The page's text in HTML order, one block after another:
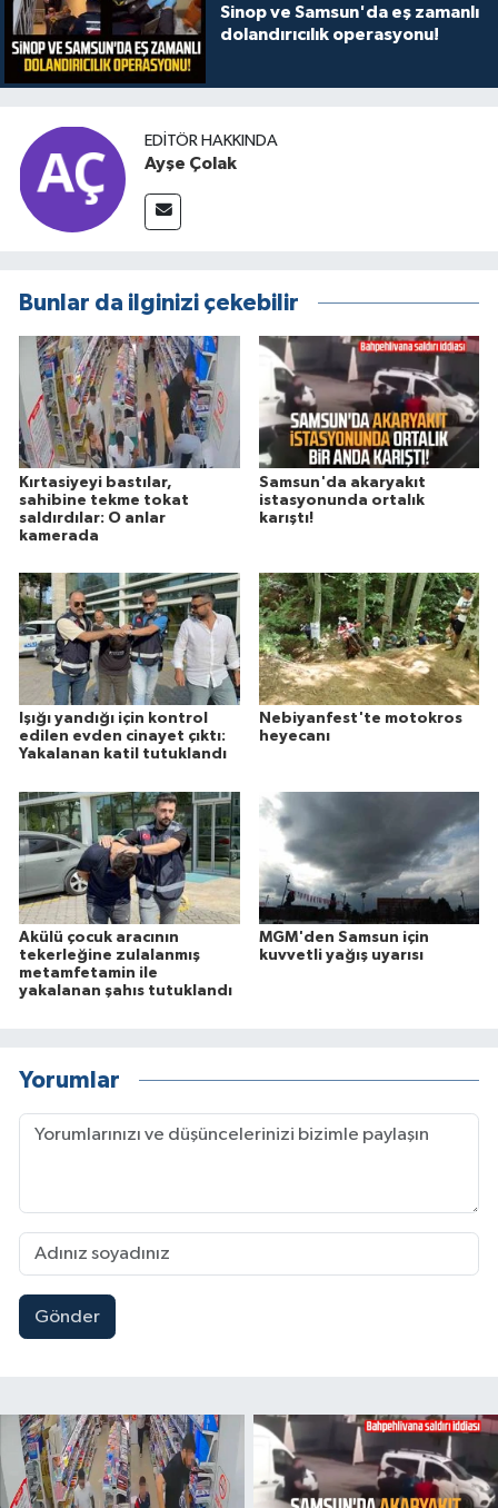
Sinop ve Samsun'da eş zamanlı
dolandırıcılık operasyonu!
EDITÖR HAKKINDA
Ayşe Çolak
Bunlar da ilginizi çekebilir
Kırtasiyeyi bastılar,
sahibine tekme tokat
saldırdılar: O anlar
kamerada
Samsun'da akaryakıt
istasyonunda ortalık
karıştı!
Işığı yandığı için kontrol
edilen evden cinayet çıktı:
Yakalanan katil tutuklandı
Nebiyanfest'te motokros
heyecanı
Akülü çocuk aracının
tekerleğine zulalanmış
metamfetamin ile
yakalanan şahıs tutuklandı
MGM'den Samsun için
kuvvetli yağış uyarısı
Yorumlar
Gönder